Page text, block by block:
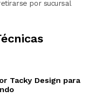
por sucursal
Tacky Design para